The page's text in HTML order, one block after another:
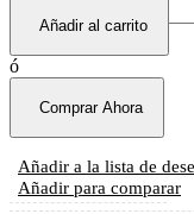
Añadir al carrito
ó
Comprar Ahora
Añadir a la lista de
Añadir para comparar